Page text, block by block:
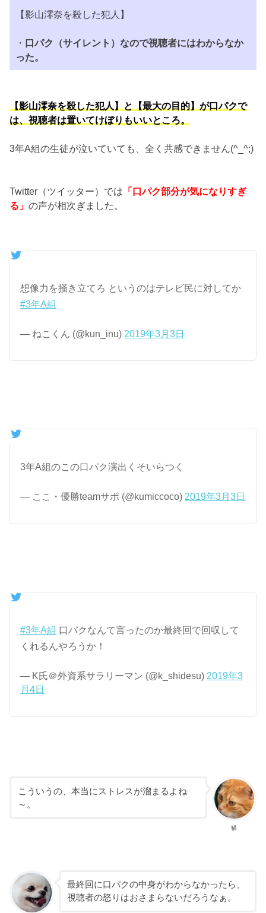
【影山澪奈を殺した犯人】
・ 口パク（サイレント）なので視聴者にはわからなか
った。
【影山澪奈を殺した犯人】と【最大の目的】が口パクで
は、視聴者は置いてけぼりもいいところ。
3年A組の生徒が泣いていても、全く共感できません(^_^;)
Twitter（ツイッター）では 「口パク部分が気になりすぎ
る」の声が相次ぎました。
想像力を掻き立てろ というのはテレビ民に対してか
#3年A組
— ねこくん (@kun_inu) 2019年3月3日
3年A組のこの口パク演出くそいらつく
— ここ・優勝teamサポ (@kumiccoco) 2019年3月3日
#3年A組 口パクなんて言ったのか最終回で回収して
くれるんやろうか！
— K氏＠外資系サラリーマン (@k_shidesu) 2019年3
月4日
猫
こういうの、本当にストレスが溜まるよね
～。
最終回に口パクの中身がわからなかったら、
視聴者の怒りはおさまらないだろうなぁ。